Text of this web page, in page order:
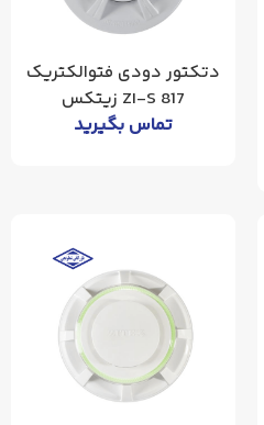
دتکتور دودی فتوالکتریک
ZI-S 817 زیتکس
تماس بگیرید